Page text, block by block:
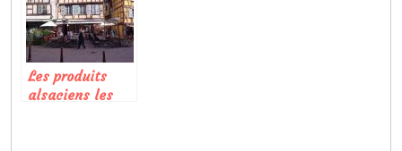
Les produits
alsaciens les